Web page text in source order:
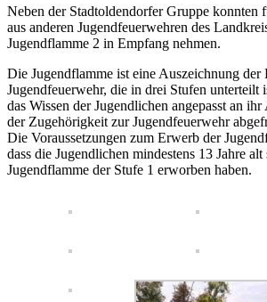
Neben der Stadtoldendorfer Gruppe konnten
aus anderen Jugendfeuerwehren des
Jugendflamme 2 in Empfang nehmen.
Die Jugendflamme ist eine Auszeichnung der
Jugendfeuerwehr, die in drei Stufen unterteilt
das Wissen der Jugendlichen angepasst an
der Zugehörigkeit zur Jugendfeuerwehr
Die Voraussetzungen zum Erwerb der
dass die Jugendlichen mindestens 13 Jahre
Jugendflamme der Stufe 1 erworben haben.